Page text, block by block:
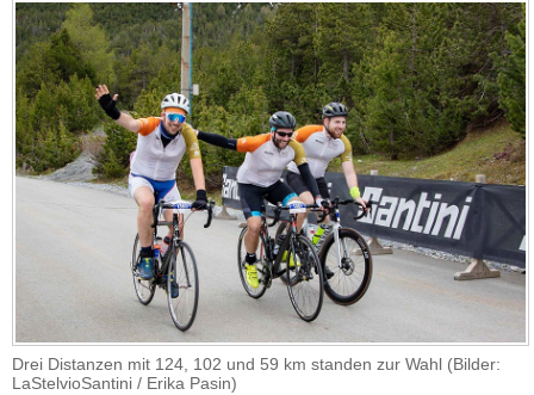
Drei Distanzen mit 124, 102 und 59 km standen zur Wahl (Bilder:
LaStelvioSantini / Erika Pasin)